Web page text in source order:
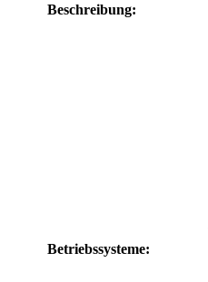
Beschreibung:
Betriebssysteme: